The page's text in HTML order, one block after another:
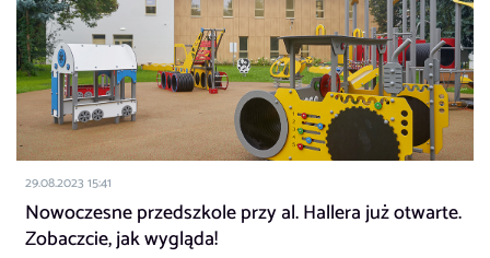
29.08.2023 15:41
Nowoczesne przedszkole przy al. Hallera już otwarte.
Zobaczcie, jak wygląda!